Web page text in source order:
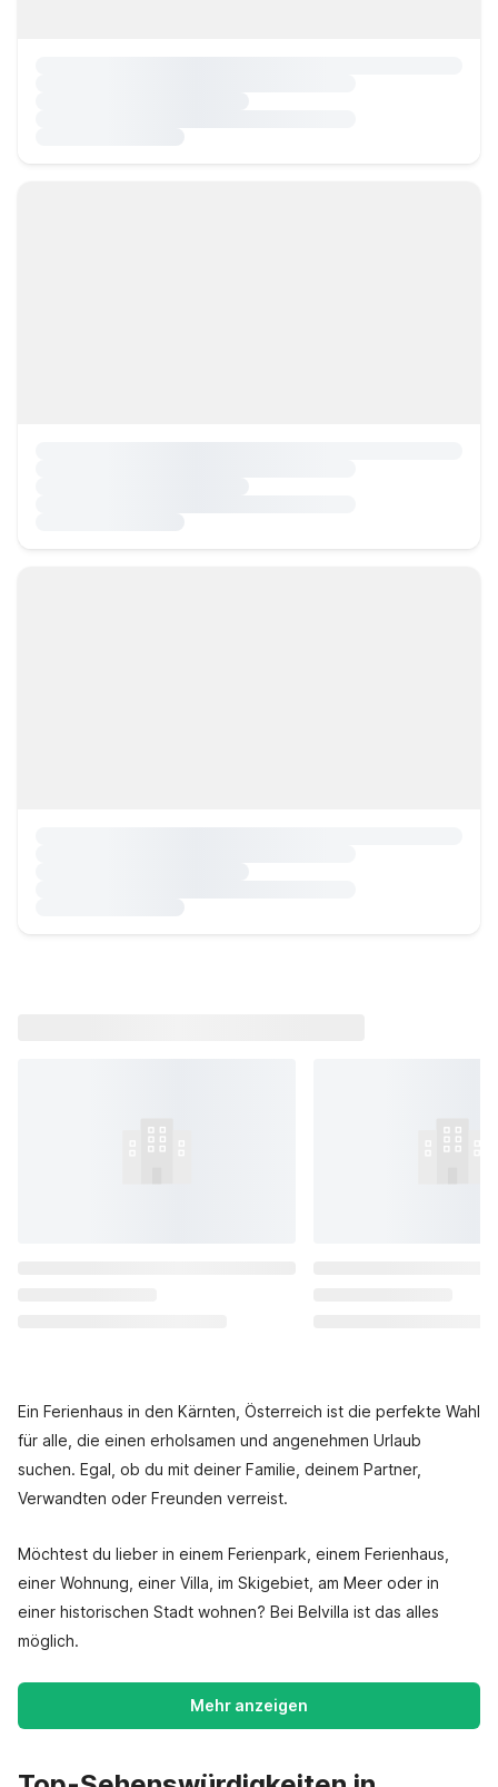
Ein Ferienhaus in den Kärnten, Österreich ist die perfekte Wahl
für alle, die einen erholsamen und angenehmen Urlaub
suchen. Egal, ob du mit deiner Familie, deinem Partner,
Verwandten oder Freunden verreist.
Möchtest du lieber in einem Ferienpark, einem Ferienhaus,
einer Wohnung, einer Villa, im Skigebiet, am Meer oder in
einer historischen Stadt wohnen? Bei Belvilla ist das alles
möglich.
Mehr anzeigen